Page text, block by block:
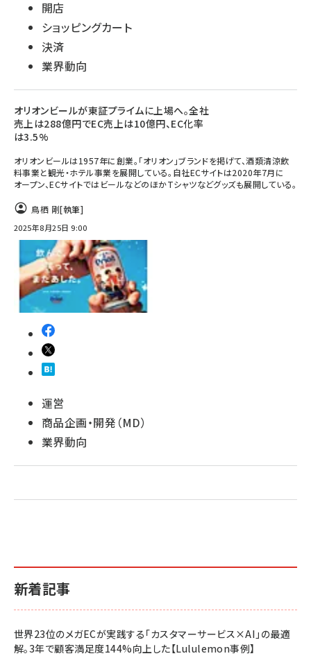
開店
ショッピングカート
決済
業界動向
オリオンビールが東証プライムに上場へ。全社
売上は288億円でEC売上は10億円、EC化率
は3.5%
オリオンビールは1957年に創業。「オリオン」ブランドを掲げて、酒類清涼飲
料事業と観光・ホテル事業を展開している。自社ECサイトは2020年7月に
オープン、ECサイトではビールなどのほかTシャツなどグッズも展開している。
鳥栖 剛[執筆]
2025年8月25日 9:00
運営
商品企画・開発（MD）
業界動向
新着記事
世界23位のメガECが実践する「カスタマーサービス×AI」の最適
解。3年で顧客満足度144%向上した【Lululemon事例】